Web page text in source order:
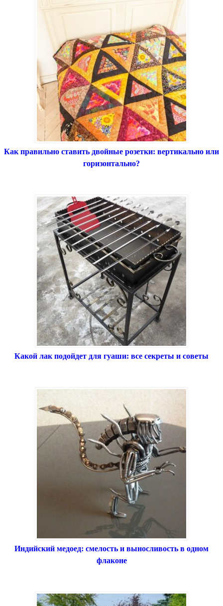
Как правильно ставить двойные розетки: вертикально или
горизонтально?
Какой лак подойдет для гуаши: все секреты и советы
Индийский медоед: смелость и выносливость в одном
флаконе